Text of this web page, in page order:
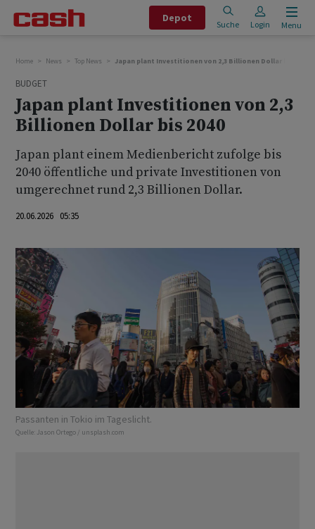
Depot
Suche Login Menu
Home News Top News Japan plant Investitionen von 2,3 Billionen Dollar bis 2040
BUDGET
Japan plant Investitionen von 2,3
Billionen Dollar bis 2040
Japan plant einem Medienbericht zufolge bis
2040 öffentliche ‌und ⁠private Investitionen von
umgerechnet rund 2,3 ⁠Billionen Dollar.
20.06.2026 05:35
Passanten in Tokio im Tageslicht.
Quelle: Jason Ortego / unsplash.com